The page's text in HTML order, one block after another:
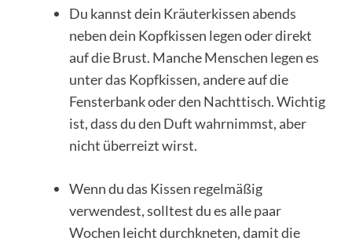
Du kannst dein Kräuterkissen abends
neben dein Kopfkissen legen oder direkt
auf die Brust. Manche Menschen legen es
unter das Kopfkissen, andere auf die
Fensterbank oder den Nachttisch. Wichtig
ist, dass du den Duft wahrnimmst, aber
nicht überreizt wirst.
Wenn du das Kissen regelmäßig
verwendest, solltest du es alle paar
Wochen leicht durchkneten, damit die